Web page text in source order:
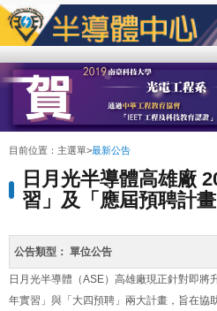
:::
目前位置： 主選單>最新公告
日月光半導體高雄廠
習」及「應屆預聘計畫
公告類型： 單位公告
日月光半導體（ASE）高雄廠現正針對即將
年實習」與「大四預聘」兩大計畫，旨在協